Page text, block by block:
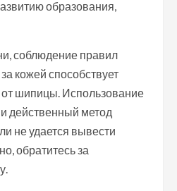
образования,
соблюдение правил
кожей способствует
шипицы. Использование
действенный метод
не удается вывести
обратитесь за